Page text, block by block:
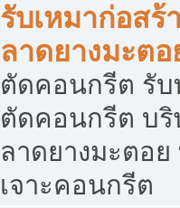
รับเหมาก่อส
ลาดยางมะต
ตัดคอนกรีต รับ
ตัดคอนกรีต บริ
ลาดยางมะตอ
เจาะคอนกรีต